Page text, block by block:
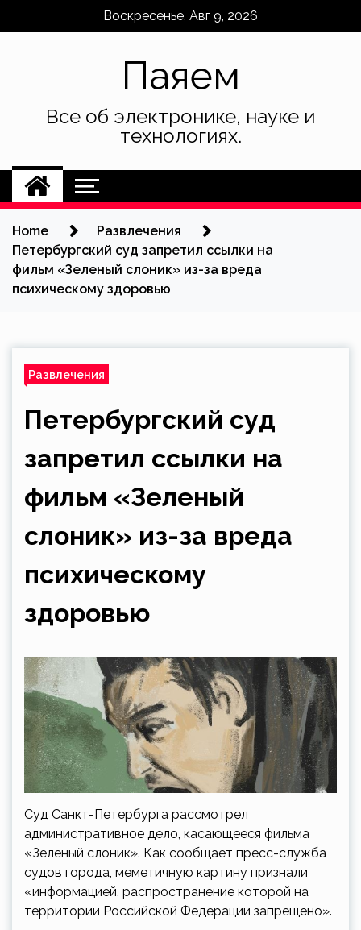
Воскресенье, Авг 9, 2026
Паяем
Все об электронике, науке и
технологиях.
Home
Развлечения
Петербургский суд запретил ссылки на
фильм «Зеленый слоник» из-за вреда
психическому здоровью
Развлечения
Петербургский суд
запретил ссылки на
фильм «Зеленый
слоник» из-за вреда
психическому
здоровью
Суд Санкт-Петербурга рассмотрел
административное дело, касающееся фильма
«Зеленый слоник». Как сообщает пресс-служба
судов города, меметичную картину признали
«информацией, распространение которой на
территории Российской Федерации запрещено».